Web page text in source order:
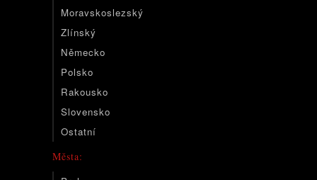
Moravskoslezský
Zlínský
Německo
Polsko
Rakousko
Slovensko
Ostatní
Města: